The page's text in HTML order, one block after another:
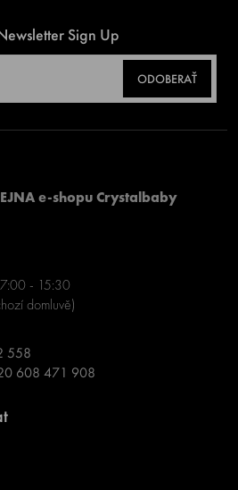
Sign Up
ODOBERAŤ
e-shopu Crystalbaby
7:00 - 15:30
domluvě)
558
608 471 908